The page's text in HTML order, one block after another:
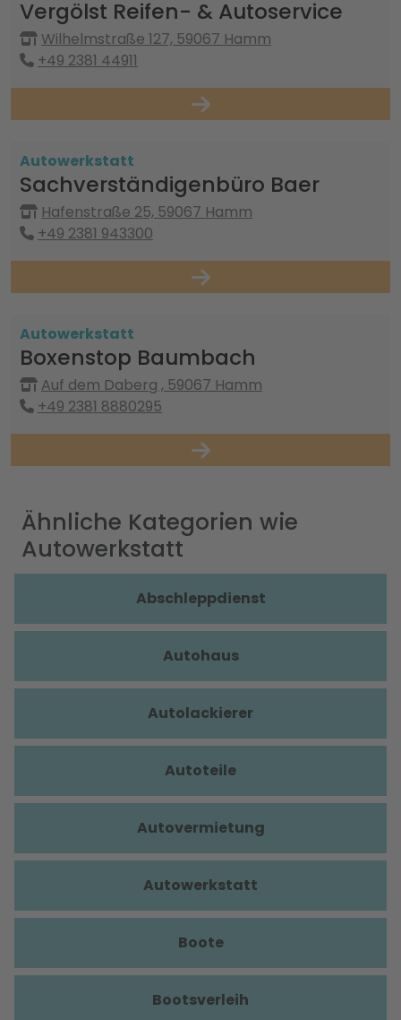
Vergölst Reifen- & Autoservice
Wilhelmstraße 127, 59067 Hamm
+49 2381 44911
Autowerkstatt
Sachverständigenbüro Baer
Hafenstraße 25, 59067 Hamm
+49 2381 943300
Autowerkstatt
Boxenstop Baumbach
Auf dem Daberg , 59067 Hamm
+49 2381 8880295
Ähnliche Kategorien wie
Autowerkstatt
Abschleppdienst
Autohaus
Autolackierer
Autoteile
Autovermietung
Autowerkstatt
Boote
Bootsverleih